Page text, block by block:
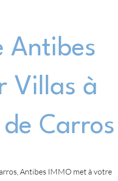
Antibes
Villas à
Carros
Antibes IMMO met à votre